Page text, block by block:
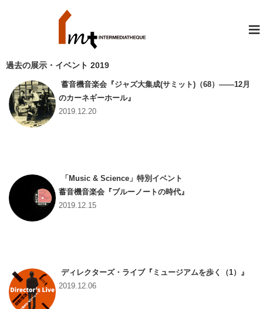
≡
過去の展示・イベント 2019
蓄音機音楽会『ジャズ大集成(サミット)（68）――12月
のカーネギーホール』
2019.12.20
「Music & Science」特別イベント
蓄音機音楽会『ブルーノートの時代』
2019.12.15
ディレクターズ・ライブ『ミュージアムを歩く（1）』
2019.12.06